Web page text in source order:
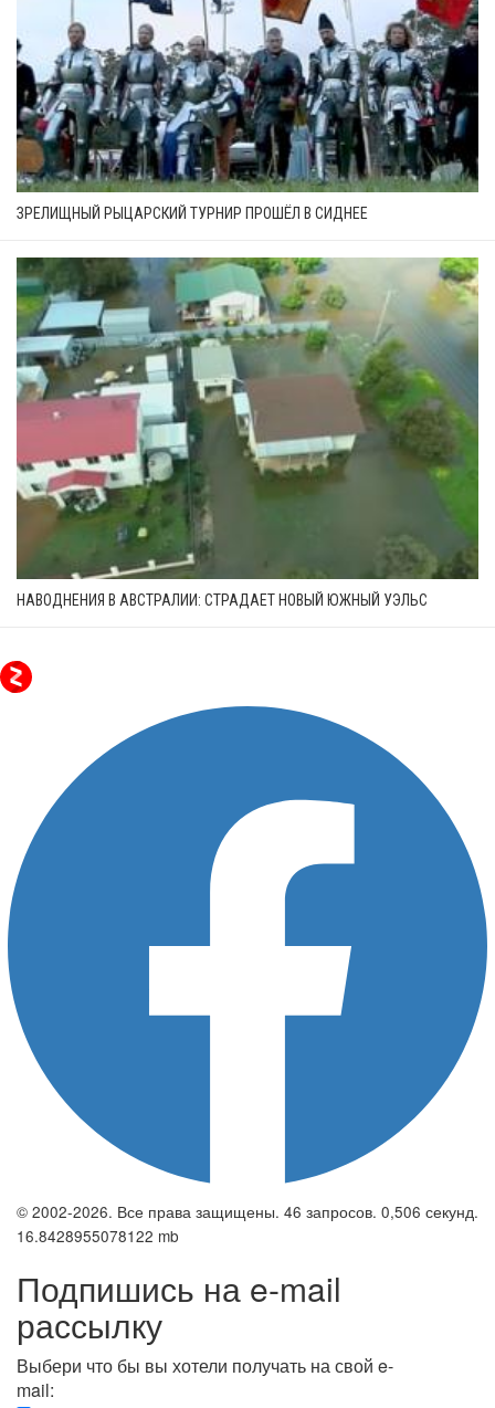
ЗРЕЛИЩНЫЙ РЫЦАРСКИЙ ТУРНИР ПРОШЁЛ В СИДНЕЕ
НАВОДНЕНИЯ В АВСТРАЛИИ: СТРАДАЕТ НОВЫЙ ЮЖНЫЙ УЭЛЬС
© 2002-2026. Все права защищены. 46 запросов. 0,506 секунд.
16.8428955078122 mb
Подпишись на e-mail
рассылку
Выбери что бы вы хотели получать на свой e-
mail: